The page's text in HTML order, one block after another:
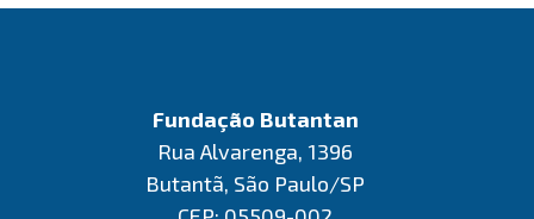
Fundação Butantan
Rua Alvarenga, 1396
Butantã, São Paulo/SP